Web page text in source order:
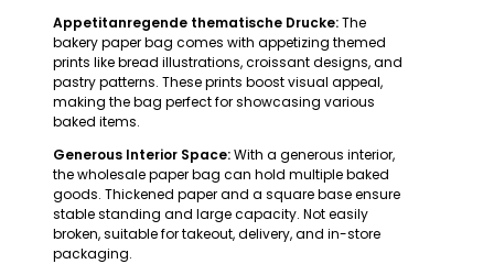
Appetitanregende thematische Drucke:The
bakery paper bag comes with appetizing themed
prints like bread illustrations, croissant designs, and
pastry patterns. These prints boost visual appeal,
making the bag perfect for showcasing various
baked items.
Generous Interior Space:With a generous interior,
the wholesale paper bag can hold multiple baked
goods. Thickened paper and a square base ensure
stable standing and large capacity. Not easily
broken, suitable for takeout, delivery, and in-store
packaging.